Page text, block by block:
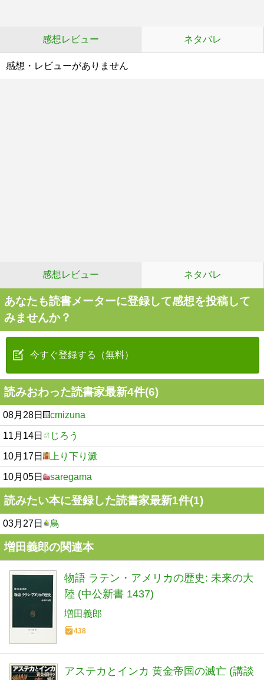
感想レビュー ネタバレ
感想・レビューがありません
感想レビュー ネタバレ
あなたも読書メーターに登録して感想を投稿して
みませんか？
今すぐ登録する（無料）
読みおわった読書家最新4件(6)
08月28日 cmizuna
11月14日 じろう
10月17日 上り下り澱
10月05日 saregama
読みたい本に登録した読書家最新1件(1)
03月27日 鳥
増田義郎の関連本
物語 ラテン・アメリカの歴史: 未来の大
陸 (中公新書 1437)
増田義郎
438
アステカとインカ 黄金帝国の滅亡 (講談